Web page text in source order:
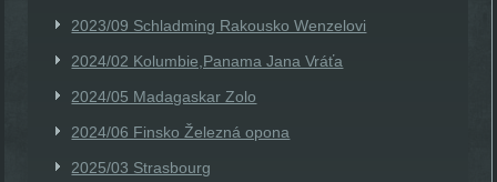
2023/09 Schladming Rakousko Wenzelovi
2024/02 Kolumbie,Panama Jana Vráťa
2024/05 Madagaskar Zolo
2024/06 Finsko Železná opona
2025/03 Strasbourg